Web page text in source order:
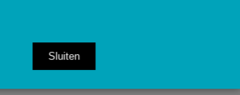
Sluiten